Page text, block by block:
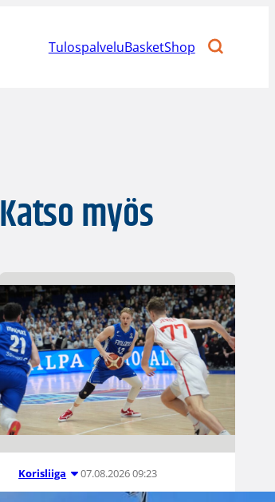
TulospalveluBasketShop
Katso myös
Korisliiga 07.08.2026 09:23